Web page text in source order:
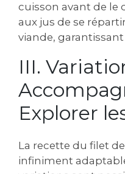
cuisson avant de le
aux jus de se
viande,
III.
Explorer
La recette du filet
infiniment